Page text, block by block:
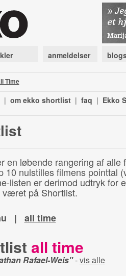
anmeldelser
Time
| om ekko shortlist | faq | Ekko
en løbende rangering af
10 nulstilles filmens pointtal
listen er derimod udtryk for
været på Shortlist.
| all time
all time
Rafael-Weis"-vis alle